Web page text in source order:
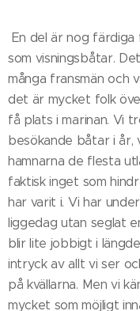
En del är nog
som visningsbåtar.
många fransmän och
det är mycket folk
få plats i marinan. Vi
besökande båtar i år,
hamnarna de flesta
faktisk inget som
har varit i. Vi har
liggedag utan seglat
blir lite jobbigt i
intryck av allt vi ser
på kvällarna. Men vi
mycket som möjligt